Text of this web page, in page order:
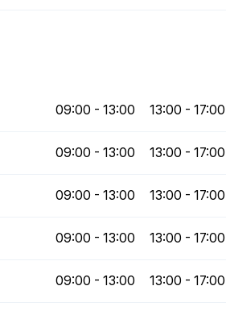
09:00 - 13:00 13:00 - 17:00
09:00 - 13:00 13:00 - 17:00
09:00 - 13:00 13:00 - 17:00
09:00 - 13:00 13:00 - 17:00
09:00 - 13:00 13:00 - 17:00